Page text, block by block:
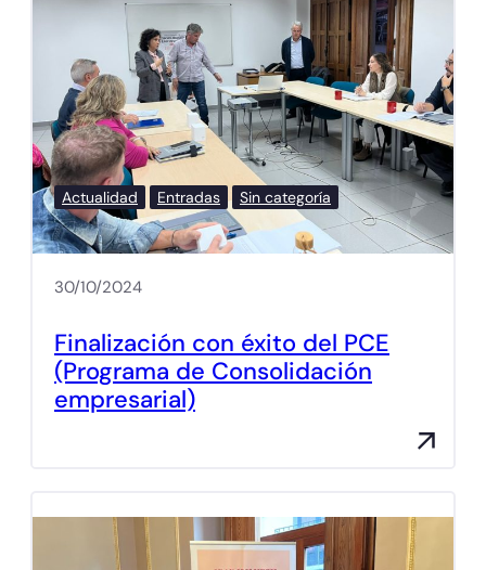
Actualidad Entradas Sin categoría
30/10/2024
Finalización con éxito del PCE
(Programa de Consolidación
empresarial)